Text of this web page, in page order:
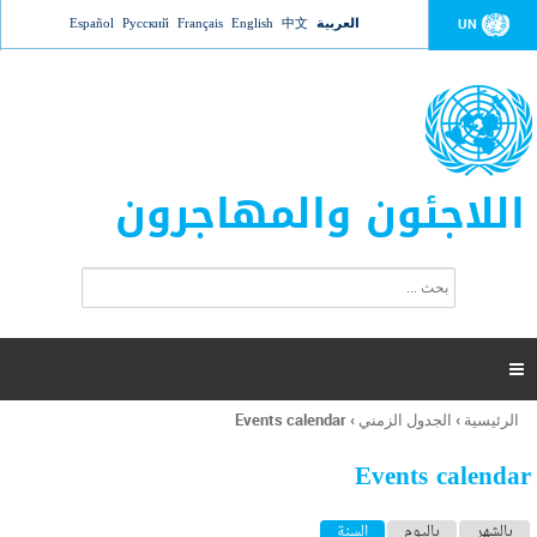
Jump to navigation UN العربية 中文
English
Français
Русский
Español
اللاجئون والمهاجرون
ت
ر
ل
ح
ب

أنت
هنا
الرئيسية › الجدول الزمني ›
Events calendar
Events calendar